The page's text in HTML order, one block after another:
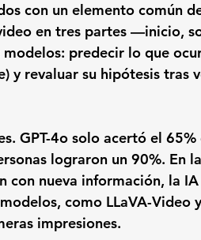
con un elemento común
en tres partes —inicio,
predecir lo que
y revaluar su hipótesis tras
GPT-4o solo acertó el
lograron un 90%. En
con nueva información, la
como LLaVA-Video
impresiones.